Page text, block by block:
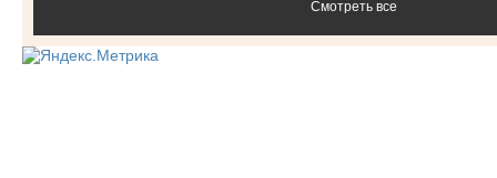
Смотреть все